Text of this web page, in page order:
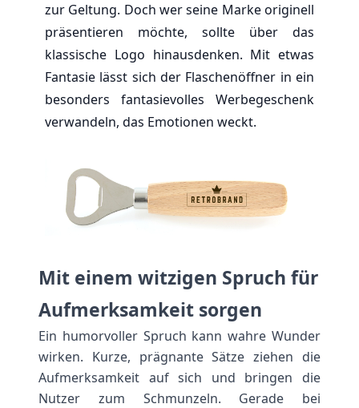
zur Geltung. Doch wer seine Marke originell
präsentieren möchte, sollte über das
klassische Logo hinausdenken. Mit etwas
Fantasie lässt sich der Flaschenöffner in ein
besonders fantasievolles Werbegeschenk
verwandeln, das Emotionen weckt.
Mit einem witzigen Spruch für
Aufmerksamkeit sorgen
Ein humorvoller Spruch kann wahre Wunder
wirken. Kurze, prägnante Sätze ziehen die
Aufmerksamkeit auf sich und bringen die
Nutzer zum Schmunzeln. Gerade bei